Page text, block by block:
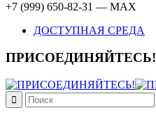
+7 (999) 650-82-31 — MAX
ДОСТУПНАЯ СРЕДА
ПРИСОЕДИНЯЙТЕСЬ!